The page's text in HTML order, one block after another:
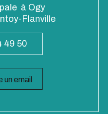
à Ogy
Flanville
49 50
un email